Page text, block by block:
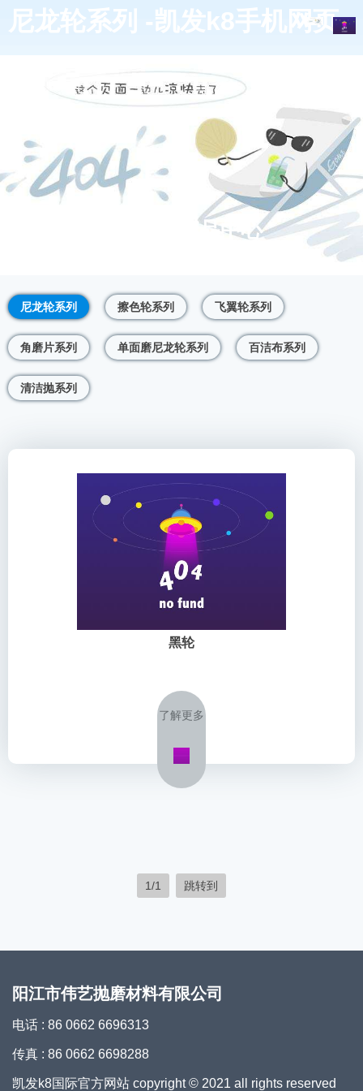
尼龙轮系列 -凯发k8手机网页
凯发k8手机网页的产品中心
尼龙轮系列 擦色轮系列 飞翼轮系列
角磨片系列 单面磨尼龙轮系列 百洁布系列
清洁抛系列
黑轮
了解更多
1/1 跳转到
阳江市伟艺抛磨材料有限公司
电话 : 86 0662 6696313
传真 : 86 0662 6698288
凯发k8国际官方网站 copyright © 2021 all rights reserved